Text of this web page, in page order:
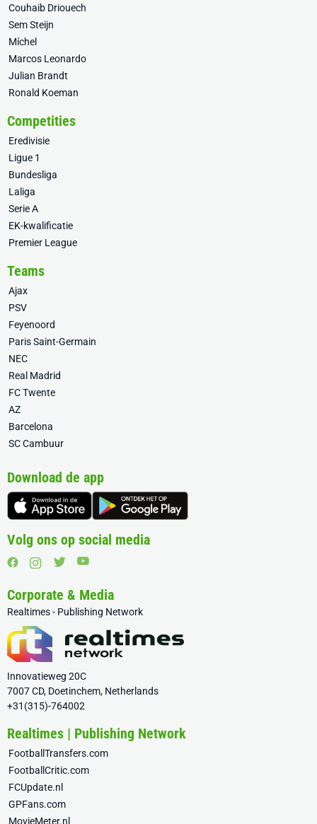
Couhaib Driouech
Sem Steijn
Míchel
Marcos Leonardo
Julian Brandt
Ronald Koeman
Competities
Eredivisie
Ligue 1
Bundesliga
Laliga
Serie A
EK-kwalificatie
Premier League
Teams
Ajax
PSV
Feyenoord
Paris Saint-Germain
NEC
Real Madrid
FC Twente
AZ
Barcelona
SC Cambuur
Download de app
Volg ons op social media
Corporate & Media
Realtimes - Publishing Network
Innovatieweg 20C
7007 CD, Doetinchem, Netherlands
+31(315)-764002
Realtimes | Publishing Network
FootballTransfers.com
FootballCritic.com
FCUpdate.nl
GPFans.com
MovieMeter.nl